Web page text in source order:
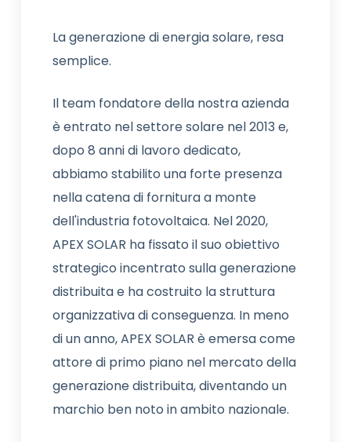
La generazione di energia solare, resa
semplice.
Il team fondatore della nostra azienda
è entrato nel settore solare nel 2013 e,
dopo 8 anni di lavoro dedicato,
abbiamo stabilito una forte presenza
nella catena di fornitura a monte
dell'industria fotovoltaica. Nel 2020,
APEX SOLAR ha fissato il suo obiettivo
strategico incentrato sulla generazione
distribuita e ha costruito la struttura
organizzativa di conseguenza. In meno
di un anno, APEX SOLAR è emersa come
attore di primo piano nel mercato della
generazione distribuita, diventando un
marchio ben noto in ambito nazionale.